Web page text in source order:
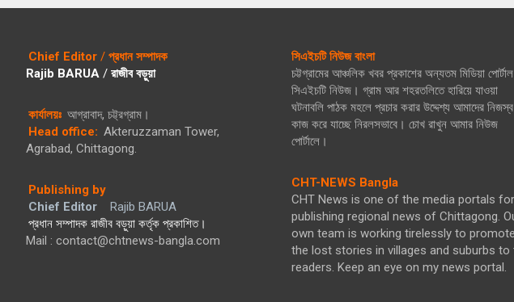
Chief Editor / প্রধান সম্পাদক
Rajib BARUA / রাজীব বড়ুয়া
কার্যালয়ঃ আগ্রাবাদ, চট্ট্রগ্রাম।
Head office: Akteruzzaman Tower,
Agrabad, Chittagong.
Publishing by
Chief Editor
Rajib BARUA
প্রধান সম্পাদক রাজীব বড়ুয়া কর্তৃক প্রকাশিত।
Mail : contact@chtnews-bangla.com
সিএইচটি নিউজ বাংলা
চট্টগ্রামের আঞ্চলিক খবর প্রকাশের অন্যতম মিডিয়া পোর্টাল
সিএইচটি নিউজ। গ্রাম আর শহরতলিতে হারিয়ে যাওয়া
ঘটনাবলি পাঠক মহলে প্রচার করার উদ্দেশ্য আমাদের
কাজ করে যাচ্ছে নিরলসভাবে। চোখ রাখুন আমার নিউজ
পোর্টালে।
CHT-NEWS Bangla
CHT News is one of the media portals for
publishing regional news of Chittagong.
own team is working tirelessly to promote
the lost stories in villages and suburbs to
readers. Keep an eye on my news portal.